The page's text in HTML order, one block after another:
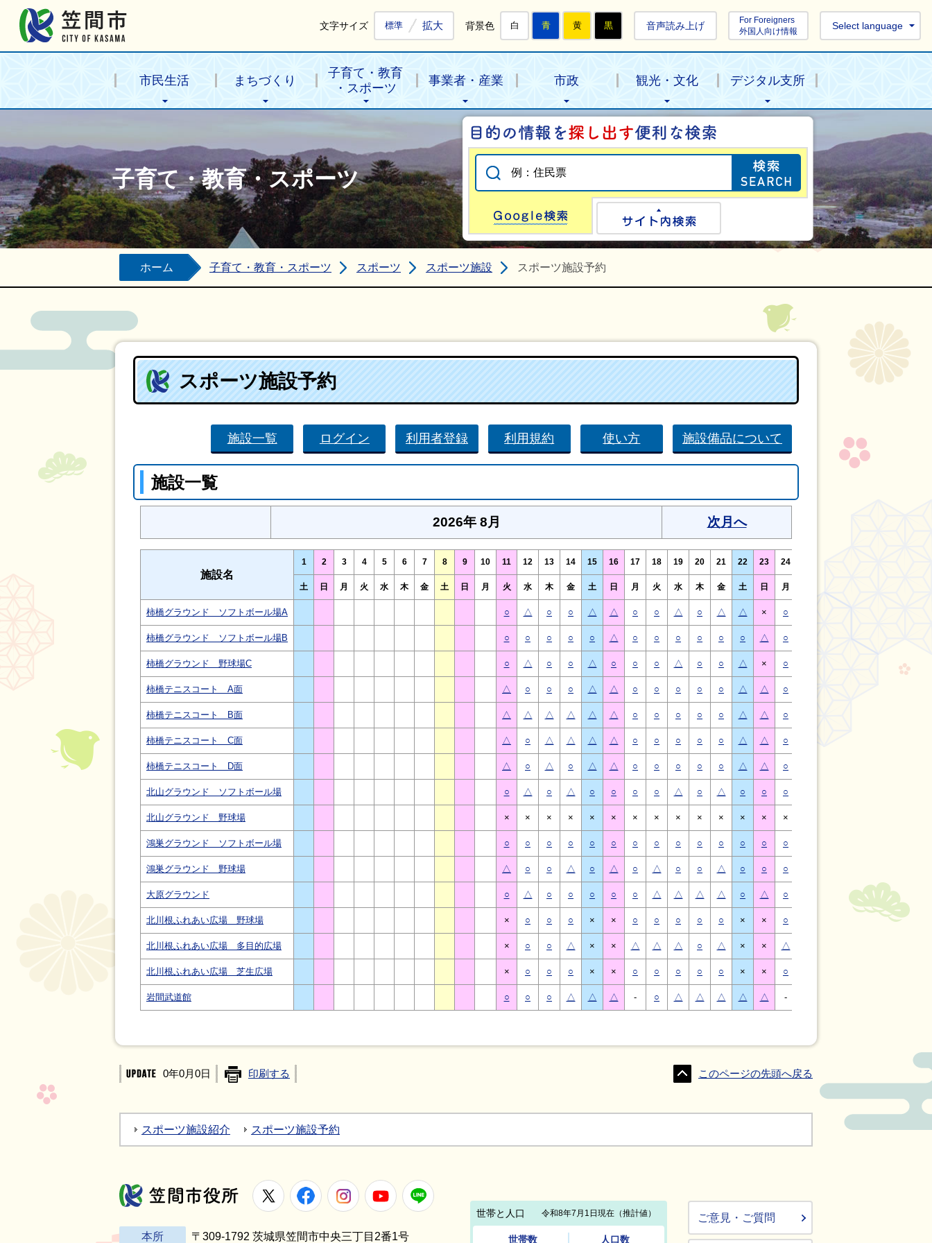
文字サイズ 標準 拡大 背景色 白 青 黄 黒 音声読み上げ
For Foreigners
外国人向け情報
Select language
市民生活 まちづくり
子育て・教育
・スポーツ
事業者・産業 市政 観光・文化 デジタル支所
子育て・教育・スポーツ
目的の情報を探
Google検索
ホーム 子育て・教育・スポーツ スポーツ スポーツ施設 スポーツ施設予約
スポーツ施設予約
施設一覧 ログイン 利用者登録 利用規約 使い方 施設備品について
施設一覧
2026年 8月 次月へ
施設名
1 2 3 4 5 6 7 8 9 10 11 12 13 14 15 16 17 18 19 20 21 22 23 24
土 日 月 火 水 木 金 土 日 月 火 水 木 金 土 日 月 火 水 木 金 土 日 月
柿橋グラウンド ソフトボール場A ○ △ ○ ○ △ △ ○ ○ △ ○ △ △ × ○
柿橋グラウンド ソフトボール場B ○ ○ ○ ○ ○ △ ○ ○ ○ ○ ○ ○ △ ○ ○
柿橋グラウンド 野球場C ○ △ ○ ○ △ ○ ○ ○ △ ○ ○ △ × ○
柿橋テニスコート A面 △ ○ ○ ○ △ △ ○ ○ ○ ○ ○ △ △ ○
柿橋テニスコート B面 △ △ △ △ △ △ ○ ○ ○ ○ ○ △ △ ○
柿橋テニスコート C面 △ ○ △ △ △ △ ○ ○ ○ ○ ○ △ △ ○
柿橋テニスコート D面 △ ○ △ ○ △ △ ○ ○ ○ ○ ○ △ △ ○
北山グラウンド ソフトボール場 ○ △ ○ △ ○ ○ ○ ○ △ ○ △ ○ ○ ○
北山グラウンド 野球場 × × × × × × × × × × × × × ×
鴻巣グラウンド ソフトボール場 ○ ○ ○ ○ ○ ○ ○ ○ ○ ○ ○ ○ ○ ○
鴻巣グラウンド 野球場 △ ○ ○ △ ○ △ ○ △ ○ ○ △ ○ ○ ○
大原グラウンド ○ △ ○ ○ ○ ○ ○ △ △ △ △ ○ △ ○ △ △ ○
北川根ふれあい広場 野球場 × ○ ○ ○ × × ○ ○ ○ ○ ○ × × ○ ×
北川根ふれあい広場 多目的広場 × ○ ○ △ × × △ △ △ ○ △ × × △
北川根ふれあい広場 芝生広場 × ○ ○ ○ × × ○ ○ ○ ○ ○ × × ○
岩間武道館 ○ ○ ○ △ △ △ - ○ △ △ △ △ △ -
0年0月0日 印刷する このページの先頭へ戻る
スポーツ施設紹介 スポーツ施設予約
笠間市役所
X FacebookInstagramYoutube
本所 〒309-1792 茨城県笠間市中央三丁目2番1号
ご意見・ご質問